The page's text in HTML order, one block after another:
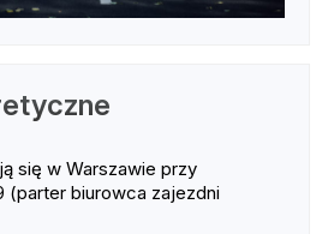
się w Warszawie przy
(parter biurowca zajezdni